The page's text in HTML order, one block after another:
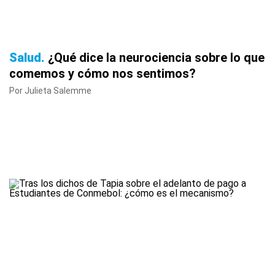
Salud ¿Qué dice la neurociencia sobre lo que
comemos y cómo nos sentimos?
Por Julieta Salemme